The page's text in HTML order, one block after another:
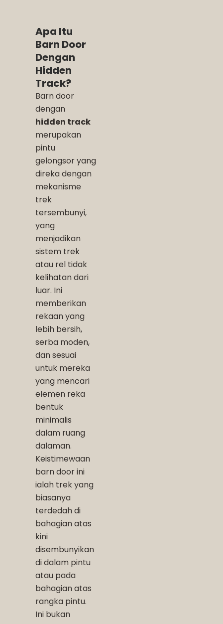
Apa Itu
Barn Door
Dengan
Hidden
Track?
Barn door
dengan
hidden track
merupakan
pintu
gelongsor yang
direka dengan
mekanisme
trek
tersembunyi,
yang
menjadikan
sistem trek
atau rel tidak
kelihatan dari
luar. Ini
memberikan
rekaan yang
lebih bersih,
serba moden,
dan sesuai
untuk mereka
yang mencari
elemen reka
bentuk
minimalis
dalam ruang
dalaman.
Keistimewaan
barn door ini
ialah trek yang
biasanya
terdedah di
bahagian atas
kini
disembunyikan
di dalam pintu
atau pada
bahagian atas
rangka pintu.
Ini bukan